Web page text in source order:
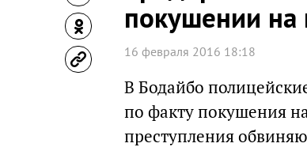
покушении на
16 февраля 2016 18:18
В Бодайбо
по факту покушения
преступления